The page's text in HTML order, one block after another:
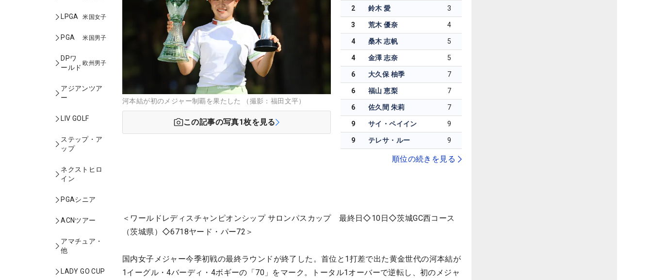
LPGA 米国女子
PGA 米国男子
DPワ
ールド
欧州男子
アジアンツア
ー
LIV GOLF
ステップ・ア
ップ
ネクストヒロ
イン
PGAシニア
ACNツアー
アマチュア・
他
LADY GO CUP
河本結が初のメジャー制覇を果たした （撮影：福田文平）
この記事の写真1枚を見る
2 鈴木 愛 3
3 荒木 優奈 4
4 桑木 志帆 5
4 金澤 志奈 5
6 大久保 柚季 7
6 福山 恵梨 7
6 佐久間 朱莉 7
9 サイ・ペイイン 9
9 テレサ・ルー 9
順位の続きを見る
＜ワールドレディスチャンピオンシップ サロンパスカップ 最終日◇10日◇茨城GC西コース
（茨城県）◇6718ヤード・パー72＞
国内女子メジャー今季初戦の最終ラウンドが終了した。首位と1打差で出た黄金世代の河本結が
1イーグル・4バーディ・4ボギーの「70」をマーク。トータル1オーバーで逆転し、初のメジャ